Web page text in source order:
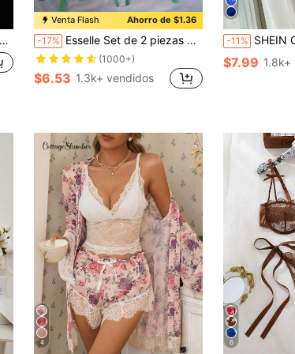
Venta Flash Ahorro de $1.36
-17% Esselle Set de 2 piezas de lencería sexy con cordones y bordados en azul cielo para mujer
(1000+)
$6.53 1.3k+ vendidos
-11% SHEIN Conjunto de lencería sexy
$7.99
4 6